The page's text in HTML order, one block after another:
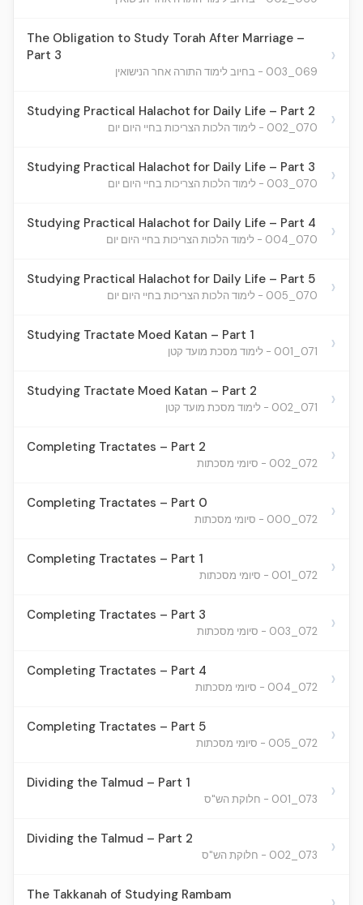
The Obligation to Study Torah After Marriage –
Part 3
069_003 - בחיוב לימוד התורה אחר הנישואין
›
Studying Practical Halachot for Daily Life – Part 2
070_002 - לימוד הלכות הצריכות בחיי היום יום ›
Studying Practical Halachot for Daily Life – Part 3
070_003 - לימוד הלכות הצריכות בחיי היום יום ›
Studying Practical Halachot for Daily Life – Part 4
070_004 - לימוד הלכות הצריכות בחיי היום יום ›
Studying Practical Halachot for Daily Life – Part 5
070_005 - לימוד הלכות הצריכות בחיי היום יום ›
Studying Tractate Moed Katan – Part 1
071_001 - לימוד מסכת מועד קטן ›
Studying Tractate Moed Katan – Part 2
071_002 - לימוד מסכת מועד קטן ›
Completing Tractates – Part 2
072_002 - סיומי מסכתות ›
Completing Tractates – Part 0
072_000 - סיומי מסכתות ›
Completing Tractates – Part 1
072_001 - סיומי מסכתות ›
Completing Tractates – Part 3
072_003 - סיומי מסכתות ›
Completing Tractates – Part 4
072_004 - סיומי מסכתות ›
Completing Tractates – Part 5
072_005 - סיומי מסכתות ›
Dividing the Talmud – Part 1
073_001 - חלוקת הש"ס ›
Dividing the Talmud – Part 2
073_002 - חלוקת הש"ס ›
The Takkanah of Studying Rambam